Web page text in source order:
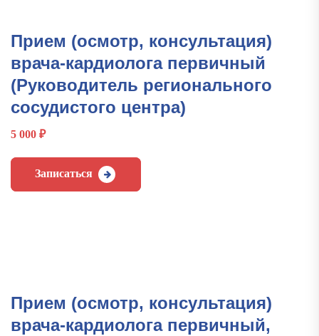
Прием (осмотр, консультация)
врача-кардиолога первичный
(Руководитель регионального
сосудистого центра)
5 000 ₽
Записаться
Прием (осмотр, консультация)
врача-кардиолога первичный,